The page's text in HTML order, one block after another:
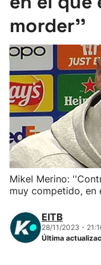
Ciclismo
Herri-kirolak
Balonmano
Kirolak 360
Atletismo
Carreras de
Más deportes
morder''
Mikel Merino:
muy competido, en
EITB
28/11/2023 -
Última